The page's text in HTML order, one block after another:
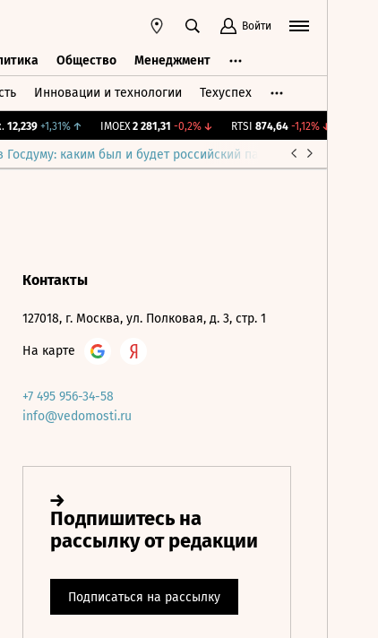
Войти
Общество Менеджмент
Инновации и технологии Техуспех
+1,31%↑ IMOEX 2 281,31 -0,2%↓ RTSI 874,64 -1,12%↓
каким был и будет российский парламент
Контакты
127018, г. Москва, ул. Полковая, д. 3, стр. 1
На карте
+7 495 956-34-58
info@vedomosti.ru